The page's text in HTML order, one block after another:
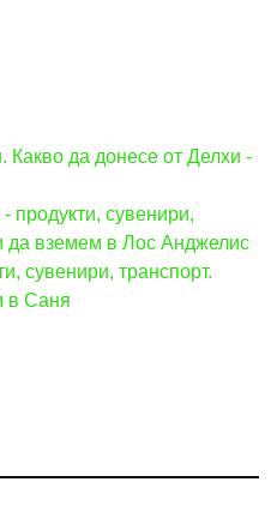
Какво да донесе от Делхи -
продукти, сувенири,
да вземем в Лос Анджелис
сувенири, транспорт.
в Саня